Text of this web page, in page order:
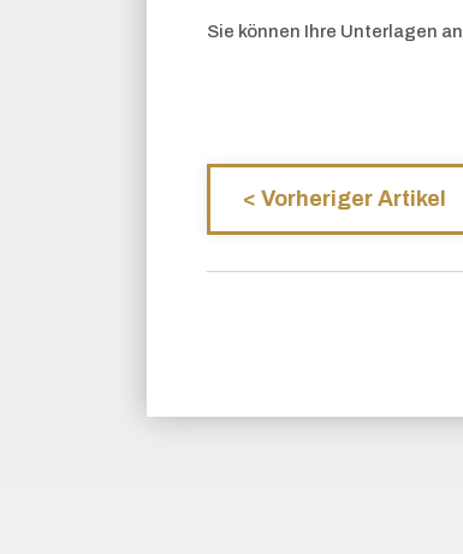
Sie können Ihre Unterlagen an
< Vorheriger Artikel